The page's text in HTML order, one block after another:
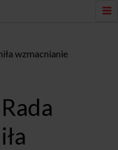
wzmacnianie